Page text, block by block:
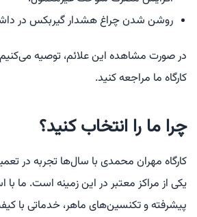
روشن شدن چراغ هشدار گیربکس در
در صورت مشاهده این علائم، توصیه می‌کنیم
کارگاه ما مراجعه کنید.
چرا ما را انتخاب کنید؟
کارگاه مهران محمدی با سال‌ها تجربه در
یکی از مراکز معتبر در این زمینه است. ما با
پیشرفته و تکنسین‌های ماهر، خدماتی با